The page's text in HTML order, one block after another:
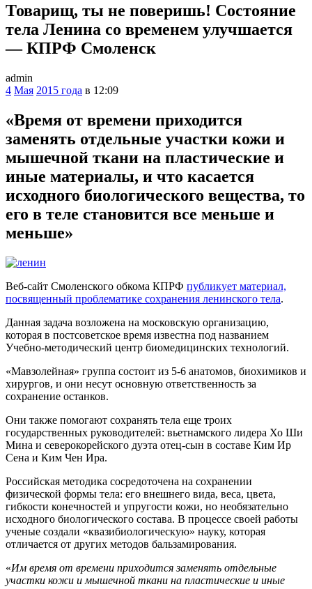
Товарищ, ты не поверишь! Состояние
тела Ленина со временем улучшается
— КПРФ Смоленск
admin
4 Мая 2015 года в 12:09
«Время от времени приходится
заменять отдельные участки кожи и
мышечной ткани на пластические и
иные материалы, и что касается
исходного биологического вещества, то
его в теле становится все меньше и
меньше»
Веб-сайт Смоленского обкома КПРФ публикует материал,
посвященный проблематике сохранения ленинского тела.
Данная задача возложена на московскую организацию,
которая в постсоветское время известна под названием
Учебно-методический центр биомедицинских технологий.
«Мавзолейная» группа состоит из 5-6 анатомов, биохимиков и
хирургов, и они несут основную ответственность за
сохранение останков.
Они также помогают сохранять тела еще троих
государственных руководителей: вьетнамского лидера Хо Ши
Мина и северокорейского дуэта отец-сын в составе Ким Ир
Сена и Ким Чен Ира.
Российская методика сосредоточена на сохранении
физической формы тела: его внешнего вида, веса, цвета,
гибкости конечностей и упругости кожи, но необязательно
исходного биологического состава. В процессе своей работы
ученые создали «квазибиологическую» науку, которая
отличается от других методов бальзамирования.
«Им время от времени приходится заменять отдельные
участки кожи и мышечной ткани на пластические и иные